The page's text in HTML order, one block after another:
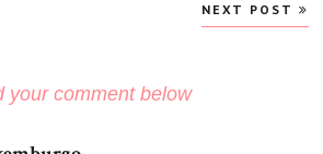
NEXT POST
your comment below